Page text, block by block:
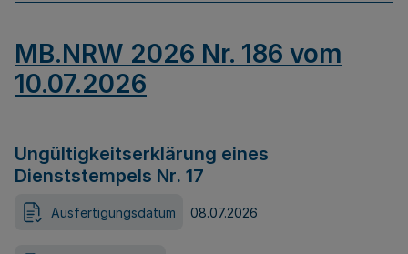
MB.NRW 2026 Nr. 186 vom
10.07.2026
Ungültigkeitserklärung eines
Dienststempels Nr. 17
Ausfertigungsdatum 08.07.2026